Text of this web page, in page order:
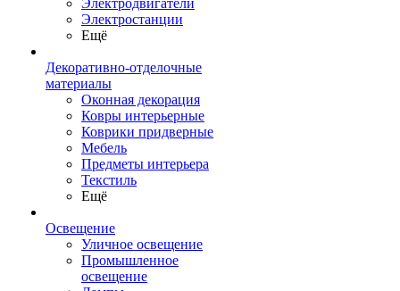
Электродвигатели
Электростанции
Ещё
Декоративно-отделочные
материалы
Оконная декорация
Ковры интерьерные
Коврики придверные
Мебель
Предметы интерьера
Текстиль
Ещё
Освещение
Уличное освещение
Промышленное
освещение